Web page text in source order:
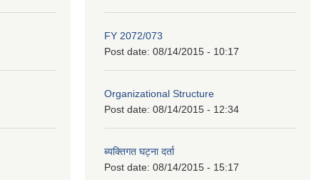
FY 2072/073
Post date: 08/14/2015 - 10:17
Organizational Structure
Post date: 08/14/2015 - 12:34
ब्यक्तिगत घट्ना दर्ता
Post date: 08/14/2015 - 15:17